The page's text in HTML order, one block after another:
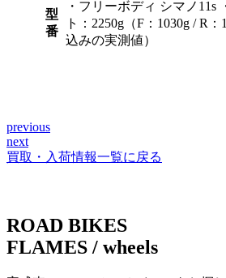
型
番
・フリーボディ シマノ11s
ト：2250g（F：1030g / R
込みの実測値）
投
稿
ゲ
previous
next
買取・入荷情報一覧に戻る
ROAD BIKES
FLAMES / wheels